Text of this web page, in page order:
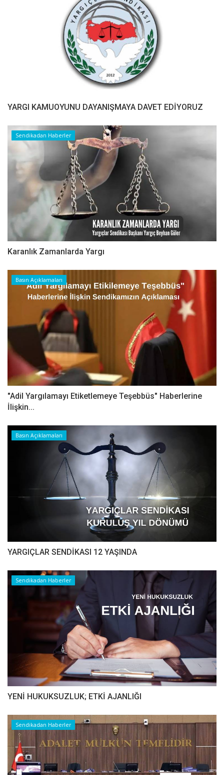
YARGI KAMUOYUNU DAYANIŞMAYA DAVET EDİYORUZ
Sendikadan Haberler
Karanlık Zamanlarda Yargı
Basın Açıklamaları
"Adil Yargılamayı Etiketlemeye Teşebbüs" Haberlerine
İlişkin...
Basın Açıklamaları
YARGIÇLAR SENDİKASI 12 YAŞINDA
Sendikadan Haberler
YENİ HUKUKSUZLUK; ETKİ AJANLIĞI
Sendikadan Haberler